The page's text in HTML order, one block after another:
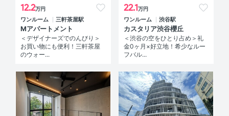
12.2万円
ワンルーム 三軒茶屋駅
Mアパートメント
＜デザイナーズでのんびり＞
お買い物にも便利！三軒茶屋
のウォー...
22.1万円
ワンルーム 渋谷駅
カスタリア渋谷櫻丘
＜渋谷の空をひとり占め＞礼
金0ヶ月×好立地！希少なルー
フバル...